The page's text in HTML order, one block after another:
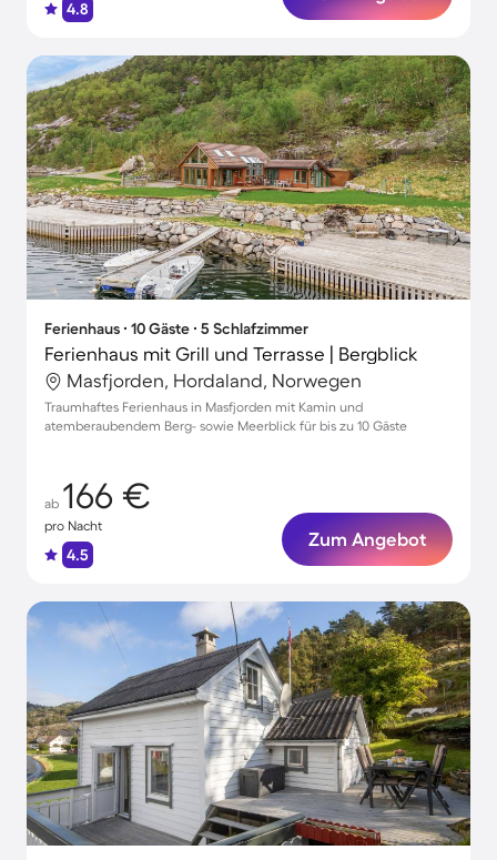
4.8
Ferienhaus ∙ 10 Gäste ∙ 5 Schlafzimmer
Ferienhaus mit Grill und Terrasse | Bergblick
Masfjorden, Hordaland, Norwegen
Traumhaftes Ferienhaus in Masfjorden mit Kamin und
atemberaubendem Berg- sowie Meerblick für bis zu 10 Gäste
ab 166 €
pro Nacht
4.5
Zum Angebot